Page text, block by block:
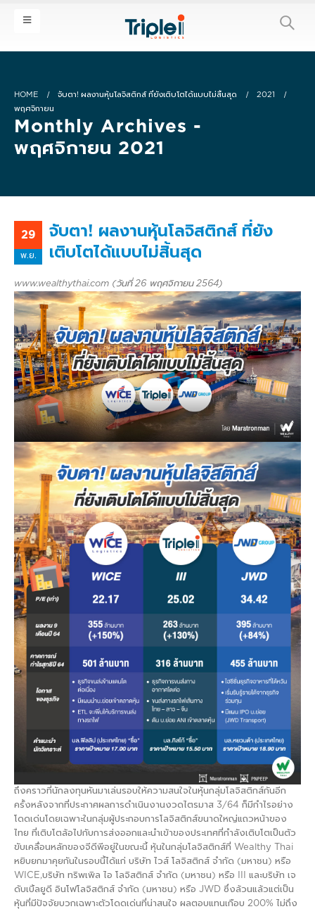
HOME จับตา! ผลงานหุ้นโลจิสติกส์ ที่ยังเติบโตได้แบบไม่สิ้นสุด
2021
พฤศจิกายน
Monthly Archives -
พฤศจิกายน 2021
29
พ.ย.
จับตา! ผลงานหุ้นโลจิสติกส์ ที่ยัง
เติบโตได้แบบไม่สิ้นสุด
www.wealthythai.com (วันที่ 26 พฤศจิกายน 2564)
ถึงคราวที่นักลงทุนหันมาเล่นรอบให้ความสนใจในหุ้นกลุ่มโลจิสติกส์กันอีก
ครั้งหลังจากที่ประกาศผลการดำเนินงานงวดไตรมาส 3/64 ก็มีกำไรอย่าง
โดดเด่นโดยเฉพาะในกลุ่มผู้ประกอบการโลจิสติกส์ขนาดใหญ่แถวหน้าของ
ไทย ที่เติบโตล้อไปกับการส่งออกและนำเข้าของประเทศที่กำลังเติบโตเป็นตัว
ขับเคลื่อนหลักของจีดีพีอยู่ในขณะนี้ หุ้นในกลุ่มโลจิสติกส์ที่ Wealthy Thai
หยิบยกมาคุยกันในรอบนี้ได้แก่ บริษัท ไวส์ โลจิสติกส์ จำกัด (มหาชน) หรือ
WICE,บริษัท ทริพเพิล ไอ โลจิสติกส์ จำกัด (มหาชน) หรือ III และบริษัท เจ
ดับเบิ้ลยูดี อินโฟโลจิสติกส์ จำกัด (มหาชน) หรือ JWD ซึ่งล้วนแล้วแต่เป็น
หุ้นที่มีปัจจัยบวกเฉพาะตัวโดดเด่นที่น่าสนใจ ผลตอบแทนเกือบ 200% ไม่ถึง